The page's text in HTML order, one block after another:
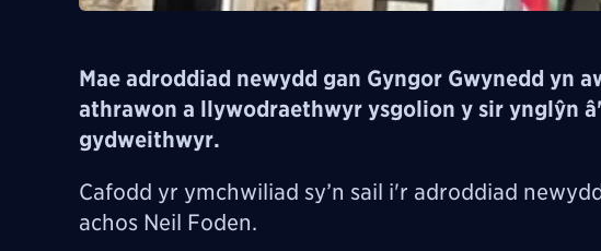
Mae adroddiad newydd gan Gyngor Gwynedd yn
athrawon a llywodraethwyr ysgolion y sir ynglŷn
gydweithwyr.
Cafodd yr ymchwiliad sy’n sail i'r adroddiad
achos Neil Foden.